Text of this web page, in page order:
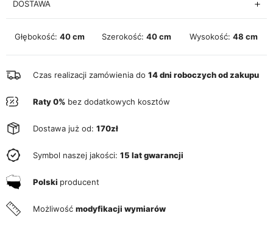
DOSTAWA
Głębokość: 40 cm Szerokość: 40 cm Wysokość: 48 cm
Czas realizacji zamówienia do 14 dni roboczych od zakupu
Raty 0% bez dodatkowych kosztów
Dostawa już od: 170zł
Symbol naszej jakości: 15 lat gwarancji
Polski producent
Możliwość modyfikacji wymiarów